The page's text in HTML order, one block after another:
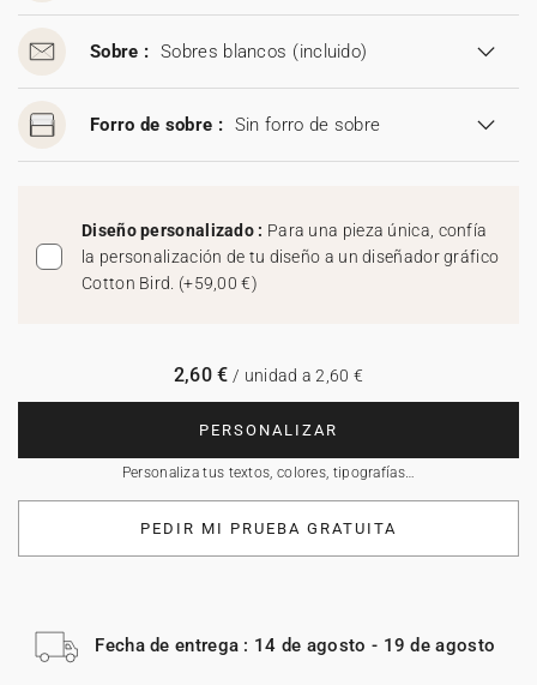
Sobre : Sobres blancos (incluido)
Forro de sobre : Sin forro de sobre
Diseño personalizado : Para una pieza única, confía
la personalización de tu diseño a un diseñador gráfico
Cotton Bird. (+59,00 €)
PERSONALIZAR
Personaliza tus textos, colores, tipografías…
2,60 € / unidad a 2,60 €
PEDIR MI PRUEBA GRATUITA
Fecha de entrega : 14 de agosto - 19 de agosto